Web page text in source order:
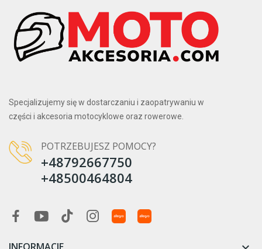
Specjalizujemy się w dostarczaniu i zaopatrywaniu w
części i akcesoria motocyklowe oraz rowerowe.
POTRZEBUJESZ POMOCY?
+48792667750
+48500464804